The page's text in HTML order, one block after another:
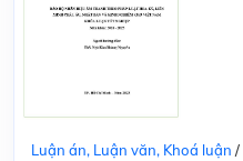
Luận án, Luận văn, Khoá luận /